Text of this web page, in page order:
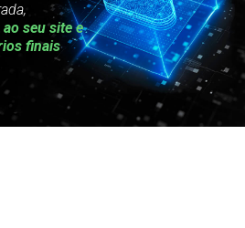
seu site e
finais